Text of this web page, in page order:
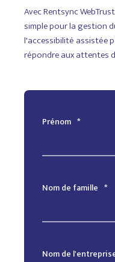
Avec Rentsync
simple pour la gestion
l'accessibilité assistée
répondre aux attentes
Prénom *
Nom de famille *
Nom de